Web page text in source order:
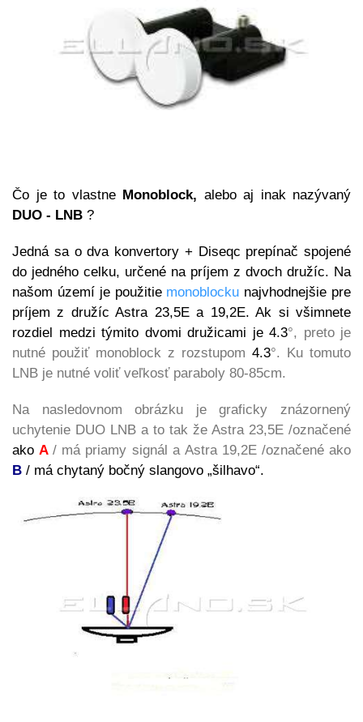
Čo je to vlastne Monoblock, alebo aj inak nazývaný
DUO - LNB ?
Jedná sa o dva konvertory + Diseqc prepínač spojené
do jedného celku, určené na príjem z dvoch družíc. Na
našom území je použitie monoblocku najvhodnejšie pre
príjem z družíc Astra 23,5E a 19,2E. Ak si všimnete
rozdiel medzi týmito dvomi družicami je 4.3°, preto je
nutné použiť monoblock z rozstupom 4.3°. Ku tomuto
LNB je nutné voliť veľkosť paraboly 80-85cm.
Na nasledovnom obrázku je graficky znázornený
uchytenie DUO LNB a to tak že Astra 23,5E /označené
ako A/ má priamy signál a Astra 19,2E /označené ako
B / má chytaný bočný slangovo „šilhavo“.